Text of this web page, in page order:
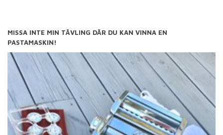
MISSA INTE MIN TÄVLING DÄR DU KAN VINNA EN
PASTAMASKIN!